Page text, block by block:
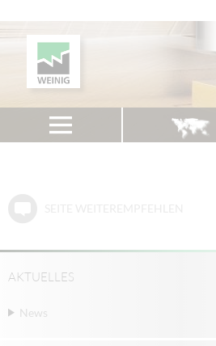
AKTUELLES
News